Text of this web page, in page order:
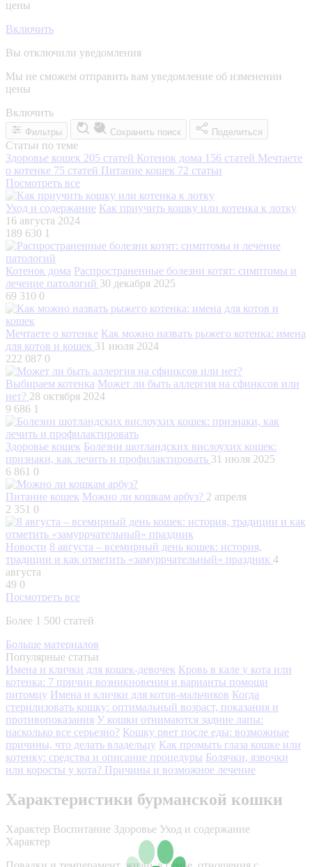
цены
Включить
Вы отключили уведомления
Мы не сможем отправить вам уведомление об изменении
цены
Включить
Фильтры Сохранить поиск Поделиться
Статьи по теме
Здоровье кошек 205 статей Котенок дома 156 статей Мечтаете
о котенке 75 статей Питание кошек 72 статьи
Посмотреть все
Уход и содержание Как приучить кошку или котенка к лотку
16 августа 2024
189 630 1
Котенок дома Распространенные болезни котят: симптомы и
лечение патологий 30 декабря 2025
69 310 0
Мечтаете о котенке Как можно назвать рыжего котенка: имена
для котов и кошек 31 июля 2024
222 087 0
Выбираем котенка Может ли быть аллергия на сфинксов или
нет? 28 октября 2024
9 686 1
Здоровье кошек Болезни шотландских вислоухих кошек:
признаки, как лечить и профилактировать 31 июля 2025
6 861 0
Питание кошек Можно ли кошкам арбуз? 2 апреля
2 351 0
Новости 8 августа – всемирный день кошек: история,
традиции и как отметить «замуррчательный» праздник 4
августа
49 0
Посмотреть все
Более 1 500 статей
Больше материалов
Популярные статьи
Имена и клички для кошек-девочек Кровь в кале у кота или
котенка: 7 причин возникновения и варианты помощи
питомцу Имена и клички для котов-мальчиков Когда
стерилизовать кошку: оптимальный возраст, показания и
противопоказания У кошки отнимаются задние лапы:
насколько все серьезно? Кошку рвет после еды: возможные
причины, что делать владельцу Как промыть глаза кошке или
котенку: средства и описание процедуры Болячки, язвочки
или коросты у кота? Причины и возможное лечение
Характеристики бурманской кошки
Характер Воспитание Здоровье Уход и содержание
Характер